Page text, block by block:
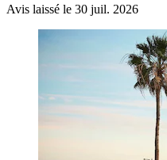
Avis laissé le 30 juil. 2026